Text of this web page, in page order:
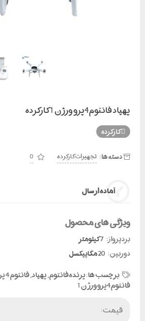
پهپاد فانتوم4پرو ورژن 1 کارکرده
کارکرده
دسته ها: تجهیزات کارکرده 0
آماده ارسال
ویژگی های محصول
برد پرواز:
دوربین:
برچسب ها:پرنده فانتوم,پهپاد,فانتوم 4 پرو
فانتوم4پرو ورژن 1
قیمت: